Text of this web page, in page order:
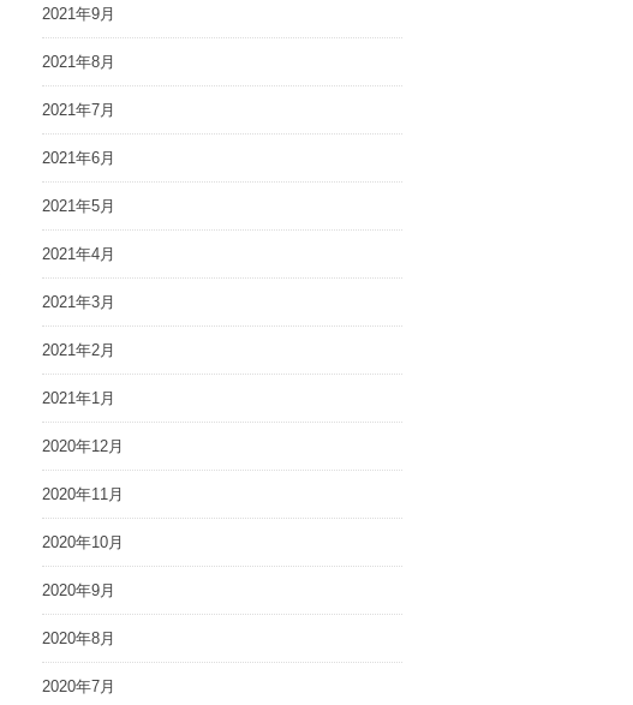
2021年9月
2021年8月
2021年7月
2021年6月
2021年5月
2021年4月
2021年3月
2021年2月
2021年1月
2020年12月
2020年11月
2020年10月
2020年9月
2020年8月
2020年7月